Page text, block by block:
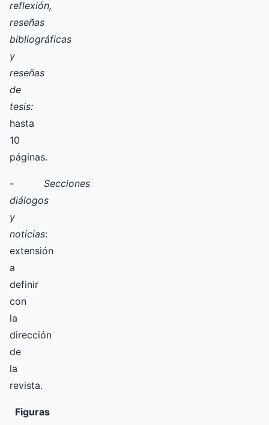
reflexión,
reseñas
bibliográficas
y
reseñas
de
tesis:
hasta
10
páginas.
- Secciones
diálogos
y
noticias:
extensión
a
definir
con
la
dirección
de
la
revista.
Figuras